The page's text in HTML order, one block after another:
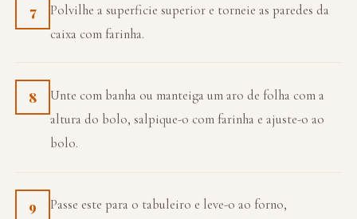
7
Polvilhe a superficie superior e torneie as paredes da
caixa com farinha.
8
Unte com banha ou manteiga um aro de folha com a
altura do bolo, salpique-o com farinha e ajuste-o ao
bolo.
9
Passe este para o tabuleiro e leve-o ao forno,